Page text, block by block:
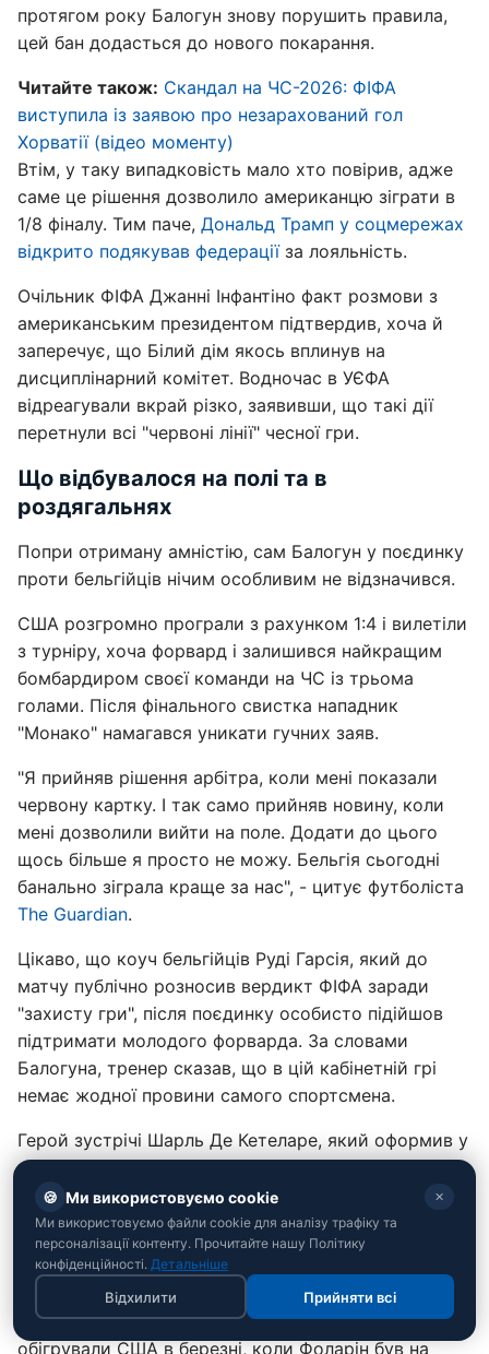
протягом року Балогун знову порушить правила,
цей бан додасться до нового покарання.
Читайте також: Скандал на ЧС-2026: ФІФА
виступила із заявою про незарахований гол
Хорватії (відео моменту)
Втім, у таку випадковість мало хто повірив, адже
саме це рішення дозволило американцю зіграти в
1/8 фіналу. Тим паче, Дональд Трамп у соцмережах
відкрито подякував федераціїза лояльність.
Очільник ФІФА Джанні Інфантіно факт розмови з
американським президентом підтвердив, хоча й
заперечує, що Білий дім якось вплинув на
дисциплінарний комітет. Водночас в УЄФА
відреагували вкрай різко, заявивши, що такі дії
перетнули всі "червоні лінії" чесної гри.
Що відбувалося на полі та в
роздягальнях
Попри отриману амністію, сам Балогун у поєдинку
проти бельгійців нічим особливим не відзначився.
США розгромно програли з рахунком 1:4 і вилетіли
з турніру, хоча форвард і залишився найкращим
бомбардиром своєї команди на ЧС із трьома
голами. Після фінального свистка нападник
"Монако" намагався уникати гучних заяв.
"Я прийняв рішення арбітра, коли мені показали
червону картку. І так само прийняв новину, коли
мені дозволили вийти на поле. Додати до цього
щось більше я просто не можу. Бельгія сьогодні
банально зіграла краще за нас", - цитує футболіста
The Guardian.
Цікаво, що коуч бельгійців Руді Гарсія, який до
матчу публічно розносив вердикт ФІФА заради
"захисту гри", після поєдинку особисто підійшов
підтримати молодого форварда. За словами
Балогуна, тренер сказав, що в цій кабінетній грі
немає жодної провини самого спортсмена.
Герой зустрічі Шарль Де Кетеларе, який оформив у
ворота США дубль, також запевнив, що історія з
Балогуном ніяк не вплинула на налаштування
команди.
"Ми обговорили це в роздягальні буквально за
п'ять хвилин і закрили тему. Нам не потрібна була
додаткова мотивація для 1/8 фіналу. Ми вже
обігрували США в березні, коли Фоларін був на
🍪 Ми використовуємо cookie ✕
Ми використовуємо файли cookie для аналізу трафіку та
персоналізації контенту. Прочитайте нашу Політику
конфіденційності. Детальніше
Відхилити Прийняти всі